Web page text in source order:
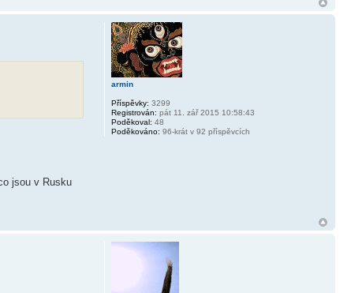
jsou v Rusku
armin
Příspěvky: 3299
Registrován: pát 11. zář 2015 10:58:43
Poděkoval: 48
Poděkováno: 96-krát v 92 příspěvcích